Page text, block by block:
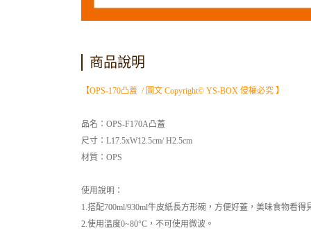
商品說明
【OPS-170凸蓋 / 圖文 Copyright© YS-BOX 侵權必究 】
品名：OPS-F170A凸蓋
尺寸：L17.5xW12.5cm/ H2.5cm
材質：OPS
使用說明：
1.搭配700ml/930ml牛皮紙長方形碗，方便好蓋，美味食物看得
2.使用溫度0~80°C，不可使用微波。